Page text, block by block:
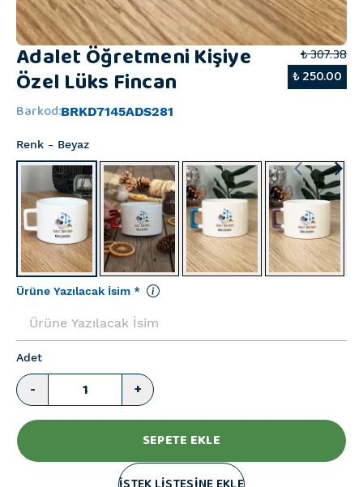
Adalet Öğretmeni Kişiye
Özel Lüks Fincan
₺ 307.38
₺ 250.00
Barkod:BRKD7145ADS281
Renk - Beyaz
Ürüne Yazılacak İsim *
Adet
- +
SEPETE EKLE